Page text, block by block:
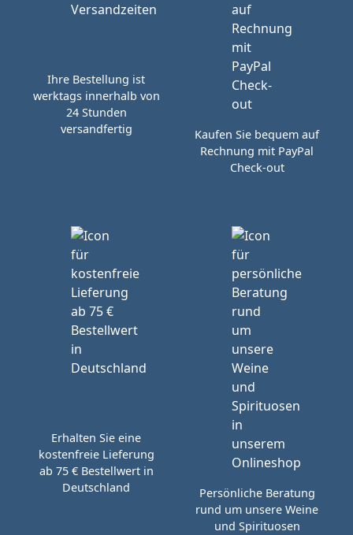
Ihre Bestellung ist
werktags innerhalb von
24 Stunden
versandfertig
Kaufen Sie bequem auf
Rechnung mit PayPal
Check-out
Erhalten Sie eine
kostenfreie Lieferung
ab 75 € Bestellwert in
Deutschland
Persönliche Beratung
rund um unsere Weine
und Spirituosen